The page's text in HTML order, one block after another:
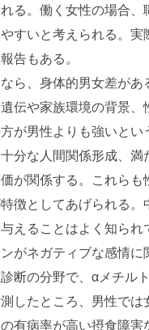
る。働く女性の場合
すいと考えられる。
告もある。
ら、身体的男女差が
伝や家族環境の背景
が男性よりも強いと
分な人間関係形成、
が関係する。これら
徴としてあげられる
えることはよく知ら
がネガティブな感情
断の分野で、αメチル
したところ、男性で
有病率が高い摂食障